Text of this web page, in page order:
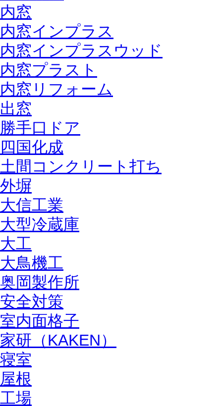
内窓
内窓インプラス
内窓インプラスウッド
内窓プラスト
内窓リフォーム
出窓
勝手口ドア
四国化成
土間コンクリート打ち
外塀
大信工業
大型冷蔵庫
大工
大鳥機工
奥岡製作所
安全対策
室内面格子
家研（KAKEN）
寝室
屋根
工場